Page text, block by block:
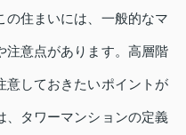
の住まいには、一般的なマ
注意点があります。高層階
意しておきたいポイントが
、タワーマンションの定義